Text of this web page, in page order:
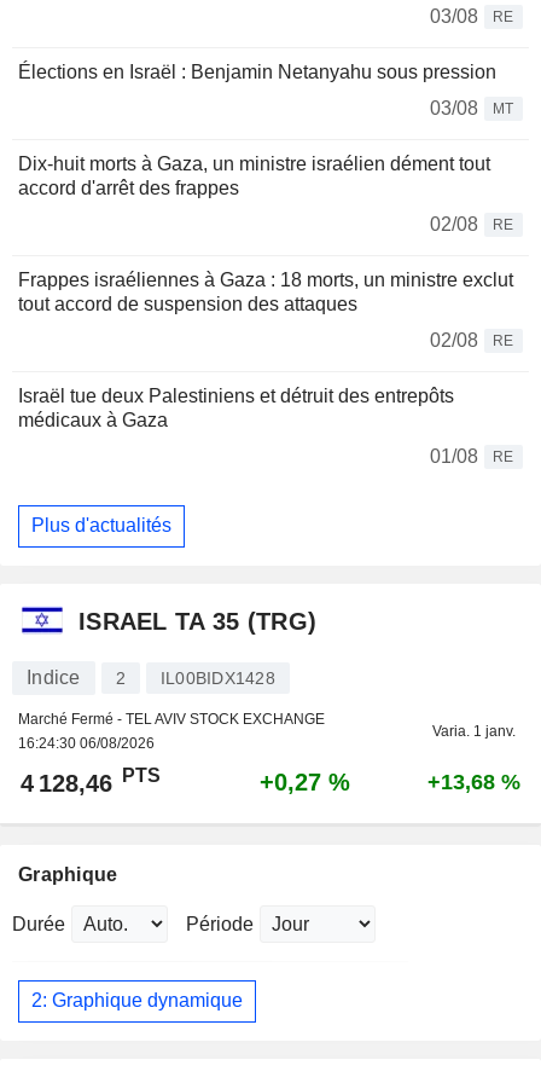
03/08 RE
Élections en Israël : Benjamin Netanyahu sous pression
03/08
MT
Dix-huit morts à Gaza, un ministre israélien dément tout
accord d'arrêt des frappes
02/08
RE
Frappes israéliennes à Gaza : 18 morts, un ministre exclut
tout accord de suspension des attaques
02/08
RE
Israël tue deux Palestiniens et détruit des entrepôts
médicaux à Gaza
01/08
RE
Plus d'actualités
ISRAEL TA 35 (TRG)
Indice 2 IL00BIDX1428
Marché Fermé - TEL AVIV STOCK EXCHANGE
16:24:30 06/08/2026
Varia. 1 janv.
4 128,46 PTS +0,27 % +13,68 %
Graphique
Durée Période
2: Graphique dynamique